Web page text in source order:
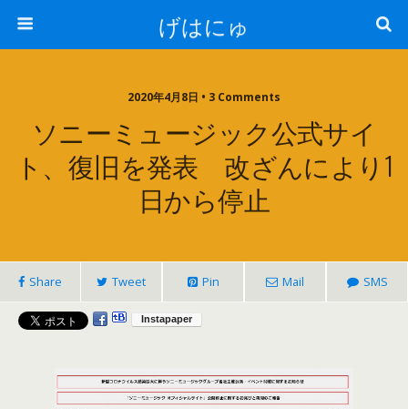
げはにゅ
2020年4月8日 • 3 Comments
ソニーミュージック公式サイ
ト、復旧を発表 改ざんにより1
日から停止
Share Tweet Pin Mail SMS